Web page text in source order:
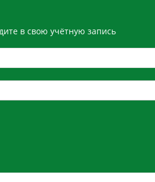
в свою учётную запись